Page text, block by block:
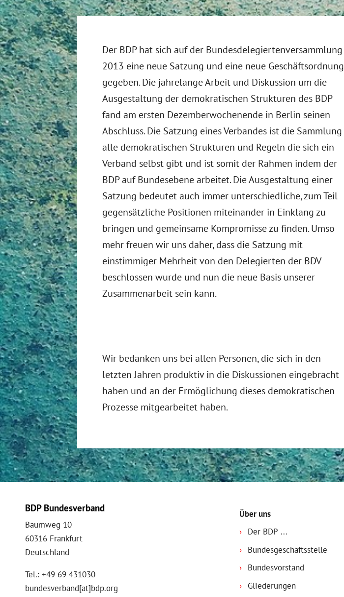
Der BDP hat sich auf der Bundesdelegiertenversammlung
2013 eine neue Satzung und eine neue Geschäftsordnung
gegeben. Die jahrelange Arbeit und Diskussion um die
Ausgestaltung der demokratischen Strukturen des BDP
fand am ersten Dezemberwochenende in Berlin seinen
Abschluss. Die Satzung eines Verbandes ist die Sammlung
alle demokratischen Strukturen und Regeln die sich ein
Verband selbst gibt und ist somit der Rahmen indem der
BDP auf Bundesebene arbeitet. Die Ausgestaltung einer
Satzung bedeutet auch immer unterschiedliche, zum Teil
gegensätzliche Positionen miteinander in Einklang zu
bringen und gemeinsame Kompromisse zu finden. Umso
mehr freuen wir uns daher, dass die Satzung mit
einstimmiger Mehrheit von den Delegierten der BDV
beschlossen wurde und nun die neue Basis unserer
Zusammenarbeit sein kann.
Wir bedanken uns bei allen Personen, die sich in den
letzten Jahren produktiv in die Diskussionen eingebracht
haben und an der Ermöglichung dieses demokratischen
Prozesse mitgearbeitet haben.
BDP Bundesverband
Baumweg 10
60316 Frankfurt
Deutschland
Tel.: +49 69 431030
bundesverband[at]bdp.org
Über uns
Der BDP ...
Bundesgeschäftsstelle
Bundesvorstand
Gliederungen